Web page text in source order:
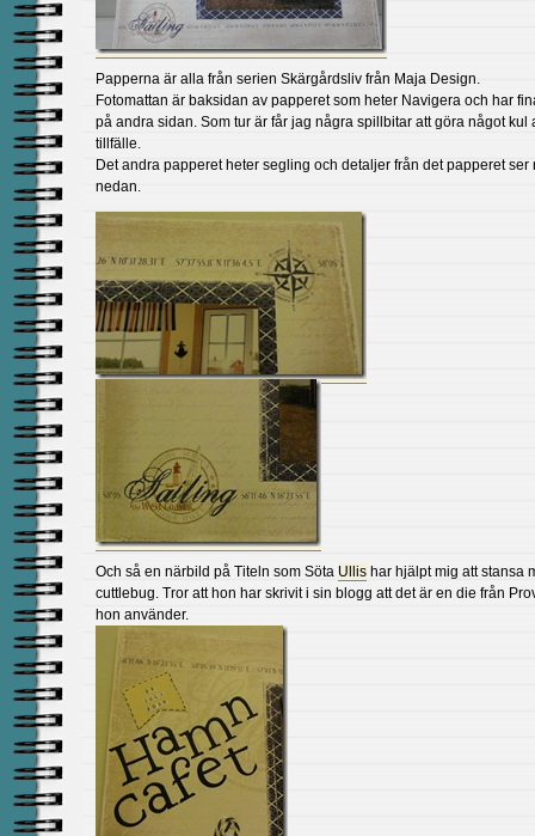
Papperna är alla från serien Skärgårdsliv från Maja Design.
Fotomattan är baksidan av papperet som heter Navigera och har
på andra sidan. Som tur är får jag några spillbitar att göra något kul
tillfälle.
Det andra papperet heter segling och detaljer från det papperet ser
nedan.
Och så en närbild på Titeln som Söta Ullis har hjälpt mig att stansa
cuttlebug. Tror att hon har skrivit i sin blogg att det är en die från
hon använder.